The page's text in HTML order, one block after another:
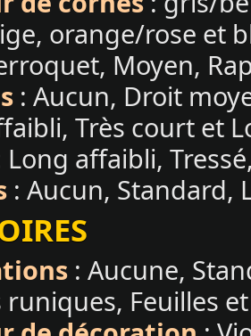
orange/rose et
Moyen,
: Aucun, Droit
Très court et
Long affaibli,
: Aucun, Standard,
: Aucune,
runiques, Feuilles